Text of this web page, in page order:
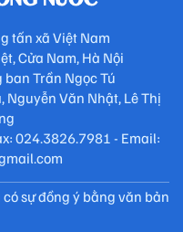
tấn xã Việt Nam
Cửa Nam, Hà Nội
Trần Ngọc Tú
Nguyễn Văn Nhật, Lê Thị
024.3826.7981 - Email:
sự đồng ý bằng văn bản